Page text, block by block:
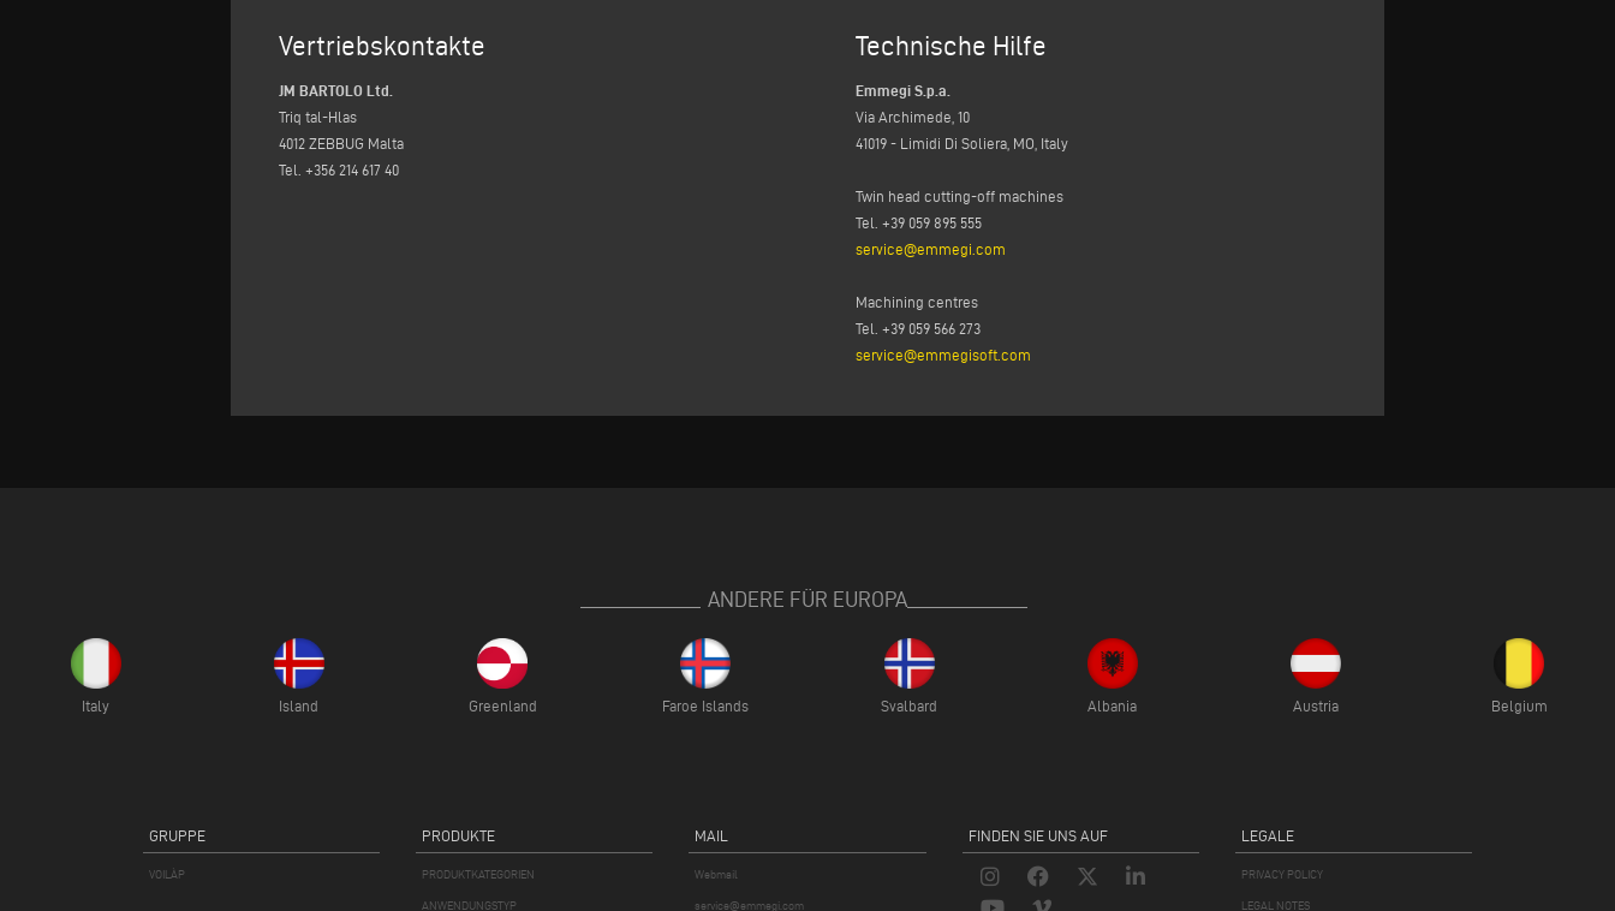
Vertriebskontakte
JM BARTOLO Ltd.
Triq tal-Hlas
4012 ZEBBUG Malta
Tel. +356 214 617 40
Technische Hilfe
Emmegi S.p.a.
Via Archimede, 10
41019 - Limidi Di Soliera, MO, Italy
Twin head cutting-off machines
Tel. +39 059 895 555
service@emmegi.com
Machining centres
Tel. +39 059 566 273
service@emmegisoft.com
ANDERE FÜR EUROPA
Italy Island Greenland Faroe Islands Svalbard Albania Austria Belgium
GRUPPE
VOILÀP
PRODUKTE
PRODUKTKATEGORIEN
ANWENDUNGSTYP
MAIL
Webmail
service@emmegi.com
FINDEN SIE UNS AUF LEGALE
PRIVACY POLICY
LEGAL NOTES